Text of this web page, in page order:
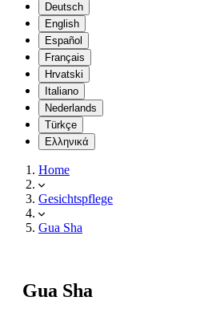
Deutsch
English
Español
Français
Hrvatski
Italiano
Nederlands
Türkçe
Ελληνικά
Home
Gesichtspflege
Gua Sha
Gua Sha